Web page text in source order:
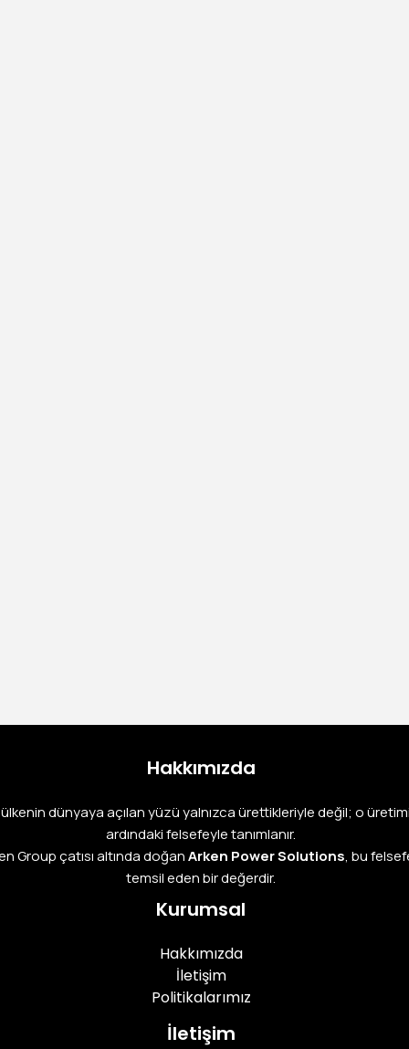
Hakkımızda
dünyaya açılan yüzü yalnızca ürettikleriyle değil; o
ardındaki felsefeyle tanımlanır.
Group çatısı altında doğanArken Power Solutions, bu
temsil eden bir değerdir.
Kurumsal
Hakkımızda
İletişim
Politikalarımız
İletişim